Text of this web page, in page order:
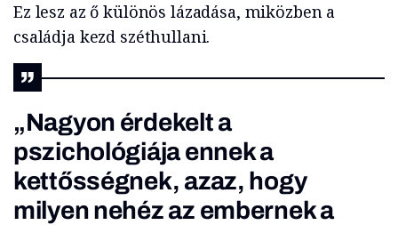
Ez lesz az ő különös lázadása, miközben a
családja kezd széthullani.
„Nagyon érdekelt a
pszichológiája ennek a
kettősségnek, azaz, hogy
milyen nehéz az embernek a